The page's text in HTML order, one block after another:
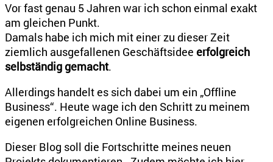
Vor fast genau 5 Jahren war ich schon einmal exakt
am gleichen Punkt.
Damals habe ich mich mit einer zu dieser Zeit
ziemlich ausgefallenen Geschäftsidee erfolgreich
selbständig gemacht.
Allerdings handelt es sich dabei um ein „Offline
Business“. Heute wage ich den Schritt zu meinem
eigenen erfolgreichen Online Business.
Dieser Blog soll die Fortschritte meines neuen